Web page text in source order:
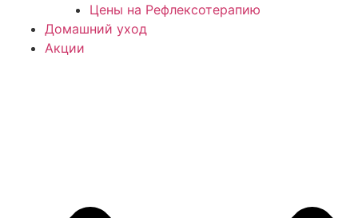
Цены на Рефлексотерапию
Домашний уход
Акции